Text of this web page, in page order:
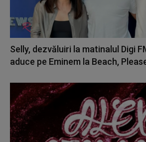
Selly, dezvăluiri la matinalul Digi
aduce pe Eminem la Beach,